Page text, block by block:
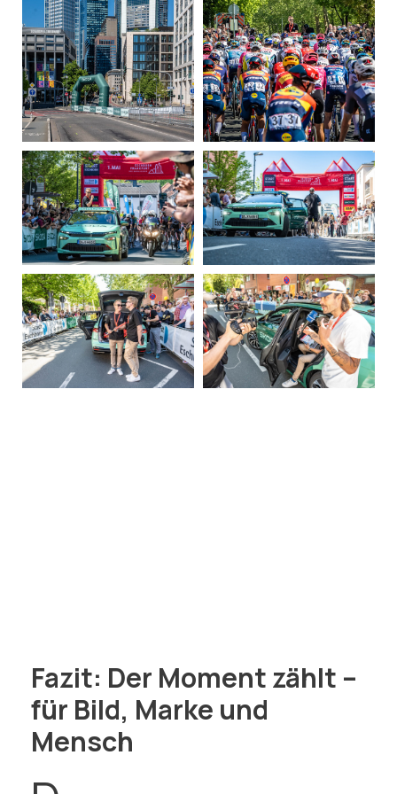
Fazit: Der Moment zählt –
für Bild, Marke und
Mensch